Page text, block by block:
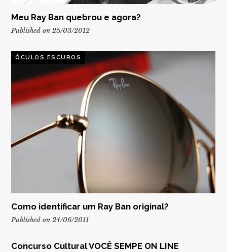
Meu Ray Ban quebrou e agora?
Published on 25/03/2012
ÓCULOS ESCUROS
Como identificar um Ray Ban original?
Published on 24/06/2011
Concurso Cultural VOCÊ SEMPE ON LINE